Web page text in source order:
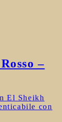
–
El Sheikh
con